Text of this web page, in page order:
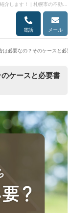
電話 メール
は必要なの？そのケースと必
ケースと必要書